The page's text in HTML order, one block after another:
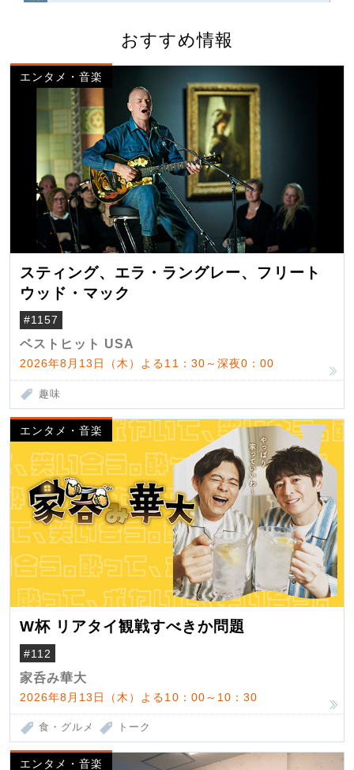
おすすめ情報
エンタメ・音楽
スティング、エラ・ラングレー、フリート
ウッド・マック
#1157
ベストヒット USA
2026年8月13日（木）よる11：30～深夜0：00
趣味
エンタメ・音楽
W杯 リアタイ観戦すべきか問題
#112
家呑み華大
2026年8月13日（木）よる10：00～10：30
食・グルメ トーク
エンタメ・音楽